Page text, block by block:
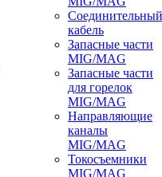
Соединительный
кабель
Запасные части
MIG/MAG
Запасные части
для горелок
MIG/MAG
Направляющие
каналы
MIG/MAG
Токосъемники
MIG/MAG